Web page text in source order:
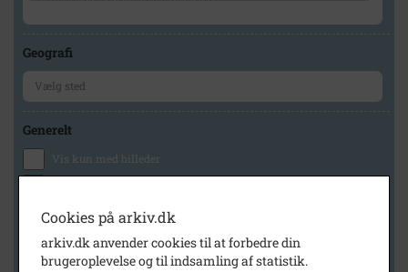
Geografi
Generelt
Vis kun med billeder
Vis kun med lydklip
Vis kun med kilder
Vis kun med geo-tag
Cookies på arkiv.dk
arkiv.dk anvender cookies til at forbedre din
brugeroplevelse og til indsamling af statistik.